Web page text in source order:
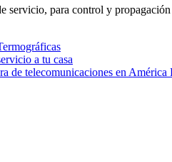
para control y
a tu casa
de telecomunicaciones en América